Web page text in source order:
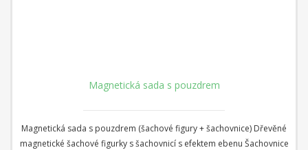
Magnetická sada s pouzdrem
Magnetická sada s pouzdrem (šachové figury + šachovnice) Dřevěné
magnetické šachové figurky s šachovnicí s efektem ebenu Šachovnice